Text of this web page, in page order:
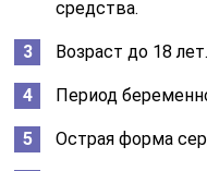
средства.
Возраст до 18 лет.
Период
Острая форма